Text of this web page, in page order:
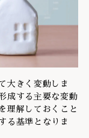
大きく変動しま
成する主要な変動
理解しておくこと
る基準となりま